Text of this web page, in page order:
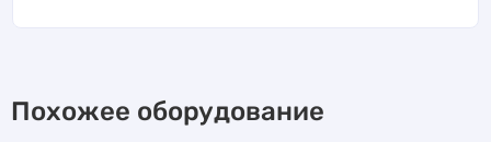
Похожее оборудование